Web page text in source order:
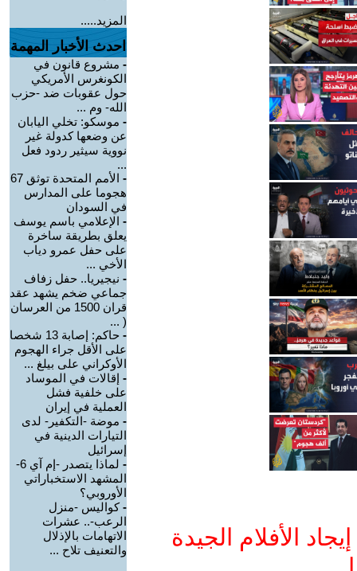
الأفلام الجيدة
المزيد.....
احدث الأخبار المهمة
- مشروع قانون في
الكونغرس الأمريكي
حول عقوبات ضد -حزب
الله- وم ...
- موسكو: تخلي اليابان
عن وضعها كدولة غير
نووية سيثير ردود فعل
...
-
الأمم المتحدة توثق 67
هجوما على المدارس
في السودان
- الإعلامي باسم يوسف
يعلق بطريقة ساخرة
على حفل عمرو دياب
الأخي ...
- نيجيريا.. حفل زفاف
جماعي ضخم يشهد عقد
قران 1500 من العرسان
( ...
-
حاكم: إصابة 13 شخصا
على الأقل جراء الهجوم
الأوكراني على بيلغ ...
- إقالات في الموساد
على خلفية فشل
العملية في إيران
- موضة -التكفير- لدى
التيارات الدينية في
إسرائيل
-
لماذا يتصدر -إم آي 6-
المشهد الاستخباراتي
الأوروبي؟
-كواليس -منزل
الرعب-.. عشرات
الاتهامات بالإذلال
والتعنيف تلاح ...